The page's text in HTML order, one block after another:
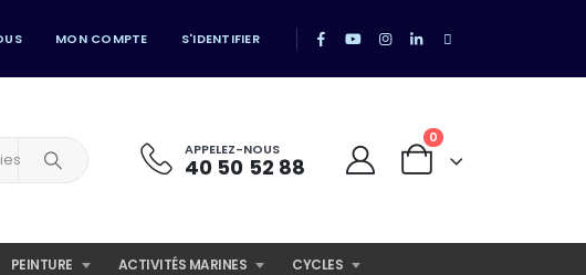
MON COMPTE S'IDENTIFIER
APPELEZ-NOUS
40 50 52 88
0
PEINTURE ACTIVITÉS MARINES CYCLES